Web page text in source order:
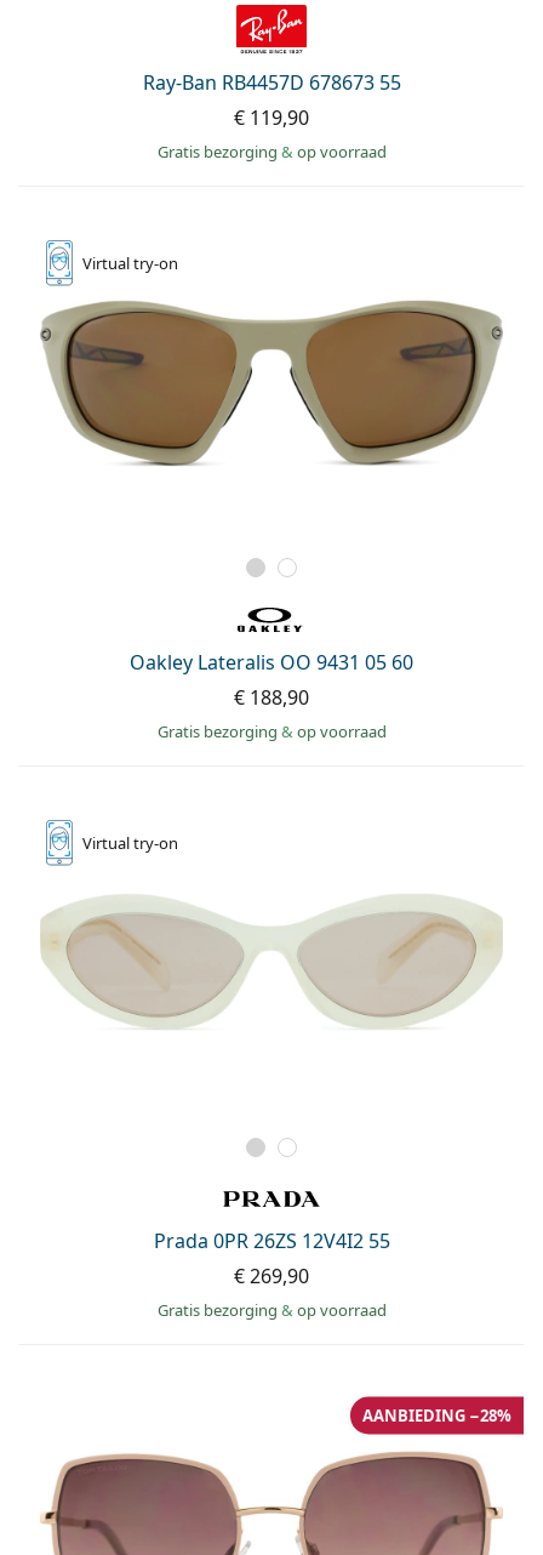
Ray-Ban RB4457D 678673 55
€ 119,90
Gratis bezorging & op voorraad
Virtualtry-on
Oakley Lateralis OO 9431 05 60
€ 188,90
Gratis bezorging & op voorraad
Virtualtry-on
Prada 0PR 26ZS 12V4I2 55
€ 269,90
Gratis bezorging & op voorraad
AANBIEDING −28%